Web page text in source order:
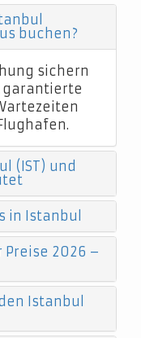
buchen?
sichern
garantierte
(IST) und
in Istanbul
2026 –
Istanbul